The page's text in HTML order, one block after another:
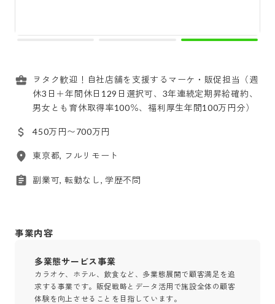
ヲタク歓迎！自社店舗を支援するマーケ・販促担当（週
休3日＋年間休日129日選択可、3年連続定期昇給確約、
男女とも育休取得率100％、福利厚生年間100万円分）
450万円〜700万円
東京都, フルリモート
副業可, 転勤なし, 学歴不問
事業内容
多業態サービス事業
カラオケ、ホテル、飲食など、多業態展開で顧客満足を追
求する事業です。販促戦略とデータ活用で施設全体の顧客
体験を向上させることを目指しています。